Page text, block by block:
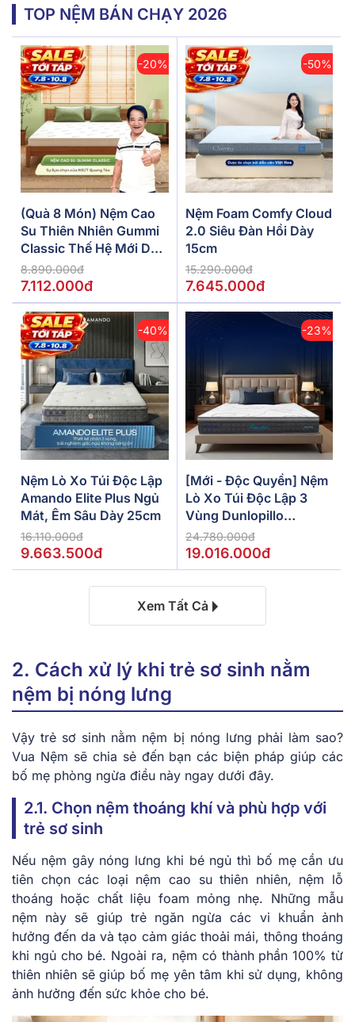
TOP NỆM BÁN CHẠY 2026
-20%
(Quà 8 Món) Nệm Cao
Su Thiên Nhiên Gummi
Classic Thế Hệ Mới Dày
5/10/15cm
8.890.000đ
7.112.000đ
-50%
Nệm Foam Comfy Cloud
2.0 Siêu Đàn Hồi Dày
15cm
15.290.000đ
7.645.000đ
-40%
Nệm Lò Xo Túi Độc Lập
Amando Elite Plus Ngủ
Mát, Êm Sâu Dày 25cm
16.110.000đ
9.663.500đ
-23%
[Mới - Độc Quyền] Nệm
Lò Xo Túi Độc Lập 3
Vùng Dunlopillo
De.Stress Powerful
24.780.000đ
19.016.000đ
Xem Tất Cả
2. Cách xử lý khi trẻ sơ sinh nằm
nệm bị nóng lưng
Vậy trẻ sơ sinh nằm nệm bị nóng lưng phải làm sao?
Vua Nệm sẽ chia sẻ đến bạn các biện pháp giúp các
bố mẹ phòng ngừa điều này ngay dưới đây.
2.1. Chọn nệm thoáng khí và phù hợp với
trẻ sơ sinh
Nếu nệm gây nóng lưng khi bé ngủ thì bố mẹ cần ưu
tiên chọn các loại nệm cao su thiên nhiên, nệm lỗ
thoáng hoặc chất liệu foam mỏng nhẹ. Những mẫu
nệm này sẽ giúp trẻ ngăn ngừa các vi khuẩn ảnh
hưởng đến da và tạo cảm giác thoải mái, thông thoáng
khi ngủ cho bé. Ngoài ra, nệm có thành phần 100% từ
thiên nhiên sẽ giúp bố mẹ yên tâm khi sử dụng, không
ảnh hưởng đến sức khỏe cho bé.